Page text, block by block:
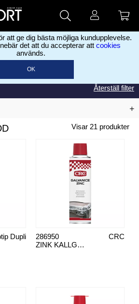
att ge dig bästa möjliga kundupplevelse.
det att du accepterar att cookies
används.
OK
Lackfärg
Återställ filter
Visar 21 produkter
Dupli
ZINK KALLGALV
CRC
286950